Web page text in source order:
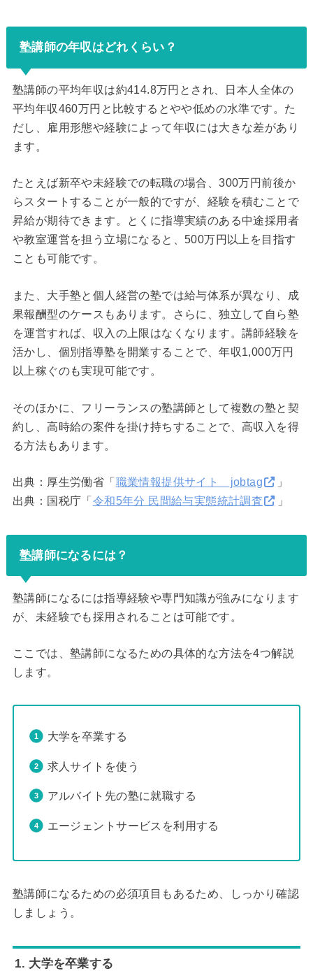
塾講師の年収はどれくらい？
塾講師の平均年収は約414.8万円とされ、日本人全体の
平均年収460万円と比較するとやや低めの水準です。た
だし、雇用形態や経験によって年収には大きな差があり
ます。
たとえば新卒や未経験での転職の場合、300万円前後か
らスタートすることが一般的ですが、経験を積むことで
昇給が期待できます。とくに指導実績のある中途採用者
や教室運営を担う立場になると、500万円以上を目指す
ことも可能です。
また、大手塾と個人経営の塾では給与体系が異なり、成
果報酬型のケースもあります。さらに、独立して自ら塾
を運営すれば、収入の上限はなくなります。講師経験を
活かし、個別指導塾を開業することで、年収1,000万円
以上稼ぐのも実現可能です。
そのほかに、フリーランスの塾講師として複数の塾と契
約し、高時給の案件を掛け持ちすることで、高収入を得
る方法もあります。
出典：厚生労働省「 職業情報提供サイト jobtag
」
出典：国税庁「 令和5年分 民間給与実態統計調査 」
塾講師になるには？
塾講師になるには指導経験や専門知識が強みになります
が、未経験でも採用されることは可能です。
ここでは、塾講師になるための具体的な方法を4つ解説
します。
大学を卒業する
求人サイトを使う
アルバイト先の塾に就職する
エージェントサービスを利用する
塾講師になるための必須項目もあるため、しっかり確認
しましょう。
1. 大学を卒業する